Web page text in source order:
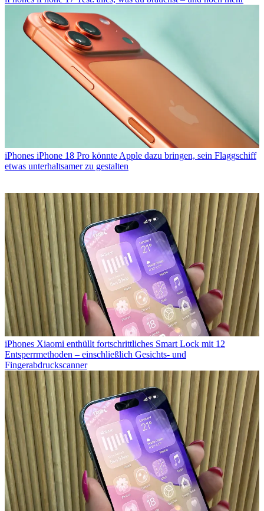
iPhones iPhone 18 Pro könnte Apple dazu bringen, sein Flaggschiff
etwas unterhaltsamer zu gestalten
iPhones Xiaomi enthüllt fortschrittliches Smart Lock mit 12
Entsperrmethoden – einschließlich Gesichts- und
Fingerabdruckscanner